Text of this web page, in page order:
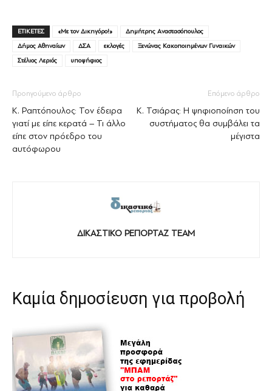
ΕΤΙΚΕΤΕΣ «Με τον Δικηγόρο!»
Δημήτρης Αναστασόπουλος
Δήμος Αθηναίων
ΔΣΑ εκλογές
Ξενώνας Κακοποιημένων Γυναικών
Στέλιος Λεριός
υποψήφιος
Προηγούμενο άρθρο
Κ. Ραπτόπουλος: Τον έδειρα
γιατί με είπε κερατά – Τι άλλο
είπε στον πρόεδρο του
αυτόφωρου
Επόμενο άρθρο
Κ. Τσιάρας: Η ψηφιοποίηση του
συστήματος θα συμβάλει τα
μέγιστα
ΔΙΚΑΣΤΙΚΟ ΡΕΠΟΡΤΑΖ TEAM
Καμία δημοσίευση για προβολή